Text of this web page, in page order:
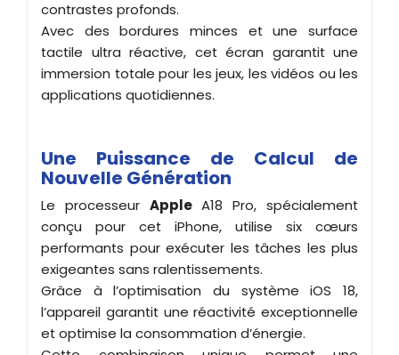
contrastes profonds.
Avec des bordures minces et une surface
tactile ultra réactive, cet écran garantit une
immersion totale pour les jeux, les vidéos ou les
applications quotidiennes.
Une Puissance de Calcul de
Nouvelle Génération
Le processeur AppleA18 Pro, spécialement
conçu pour cet iPhone, utilise six cœurs
performants pour exécuter les tâches les plus
exigeantes sans ralentissements.
Grâce à l’optimisation du système iOS 18,
l’appareil garantit une réactivité exceptionnelle
et optimise la consommation d’énergie.